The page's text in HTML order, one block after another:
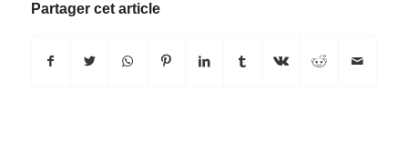
Partager cet article